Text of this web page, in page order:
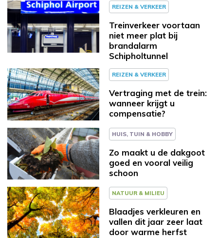
REIZEN & VERKEER
Treinverkeer voortaan
niet meer plat bij
brandalarm
Schipholtunnel
REIZEN & VERKEER
Vertraging met de trein:
wanneer krijgt u
compensatie?
HUIS, TUIN & HOBBY
Zo maakt u de dakgoot
goed en vooral veilig
schoon
NATUUR & MILIEU
Blaadjes verkleuren en
vallen dit jaar zeer laat
door warme herfst